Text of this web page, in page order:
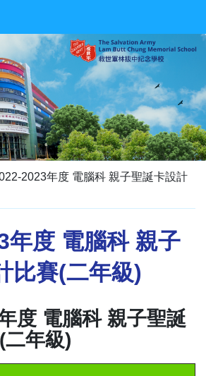
2023年度 電腦科 親子聖誕卡設計
年度 電腦科 親子
比賽(二年級)
度 電腦科 親子聖誕
年級)